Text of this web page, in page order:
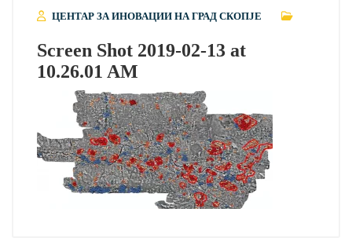
ЦЕНТАР ЗА ИНОВАЦИИ НА ГРАД СКОПЈЕ
Screen Shot 2019-02-13 at
10.26.01 AM